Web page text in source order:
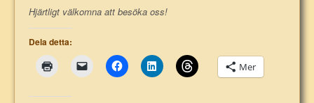
Hjärtligt välkomna att besöka oss!
Dela detta:
Mer